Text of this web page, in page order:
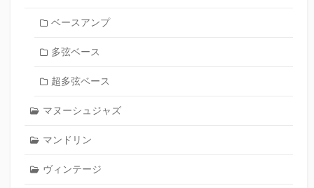
ベースアンプ
多弦ベース
超多弦ベース
マヌーシュジャズ
マンドリン
ヴィンテージ